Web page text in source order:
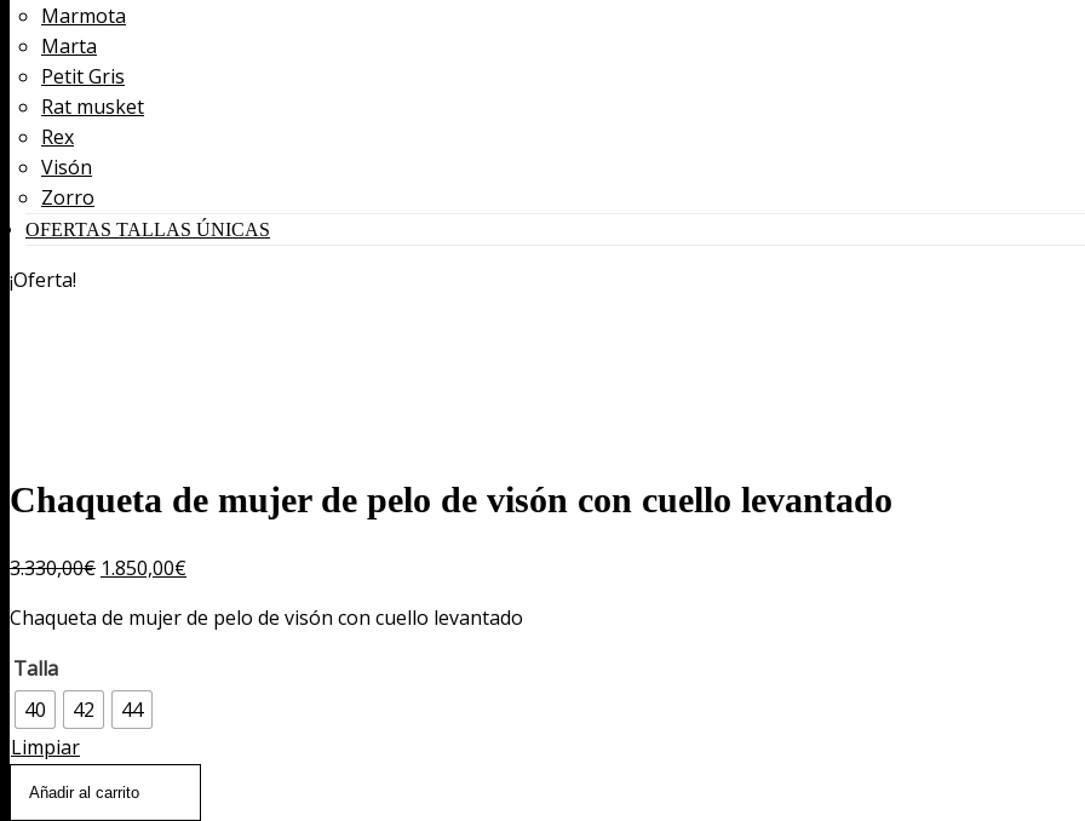
Marmota
Marta
Petit Gris
Rat musket
Rex
Visón
Zorro
OFERTAS TALLAS ÚNICAS
¡Oferta!
Chaqueta de mujer de pelo de visón con cuello levantado
3.330,00€ El
original
3.330,00€.
1.850,00€El
actual
Chaqueta de mujer de pelo de visón con cuello levantado
Talla
40
42
44
Limpiar
Añadir al carrito